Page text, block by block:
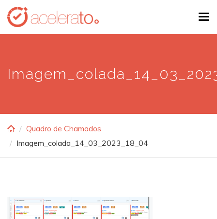
Skip
main
Quadro de Chamados
Imagem_colada_14_03_2023_18_04